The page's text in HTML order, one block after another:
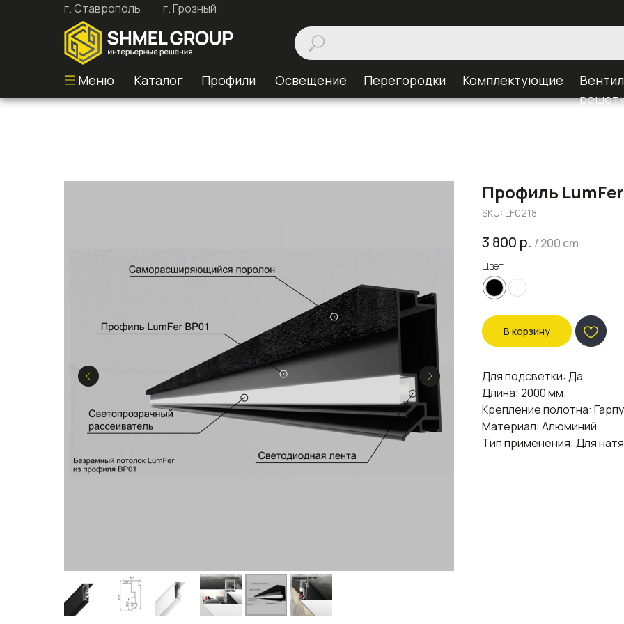
Меню Профили Освещение Перегородки Комплектующие
Каталог
г. Ставрополь г. Грозный
Профиль
SKU: LF0218
3 800 р. /200 cm
Цвет
В корзину
Для подсветки: Да
Длина: 2000 мм.
Крепление полотна:
Материал: Алюминий
Тип применения: Для